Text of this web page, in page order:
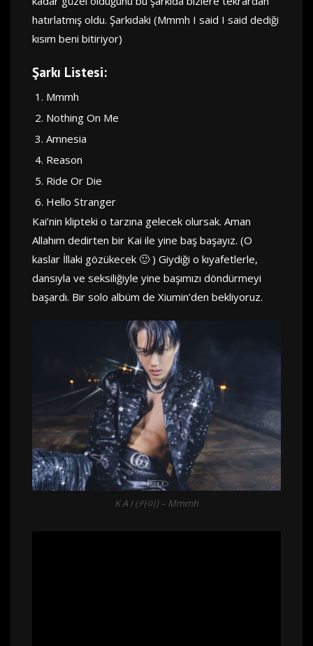
hatırlatmış oldu. Şarkıdaki (Mmmh I said I said dediği
kısım beni bitiriyor)
Şarkı Listesi:
Mmmh
Nothing On Me
Amnesia
Reason
Ride Or Die
Hello Stranger
Kai’nin klipteki o tarzına gelecek olursak. Aman
Allahım dedirten bir Kai ile yine baş başayız. (O
kaslar İllaki gözükecek 🙂 ) Giydiği o kıyafetlerle,
dansıyla ve seksiliğiyle yine başımızı döndürmeyi
başardı. Bir solo albüm de Xiumin’den bekliyoruz.
K A I (카이) – Mmmh